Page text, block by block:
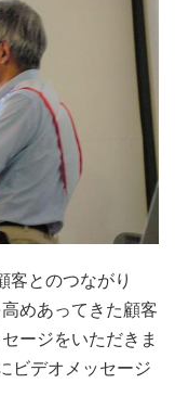
客とのつながり
めあってきた顧客
ージをいただきま
ビデオメッセージ